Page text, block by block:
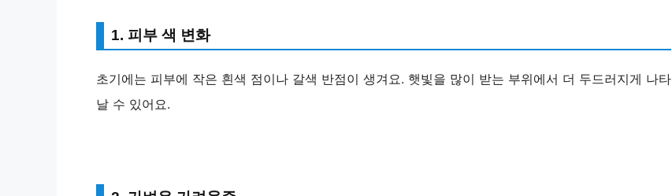
1. 피부 색 변화
초기에는 피부에 작은 흰색 점이나 갈색 반점이 생겨요. 햇빛을 많이 받는 부위에서 더 두드러지게 나타
날 수 있어요.